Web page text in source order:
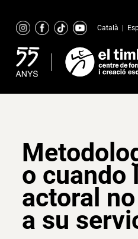
content
Català
o cuando
actoral
a su